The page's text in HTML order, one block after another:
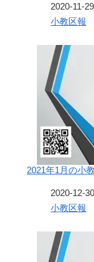
2020-11-29
関連理由小教区報
2021年1月の小
2020-12-30
関連理由小教区報